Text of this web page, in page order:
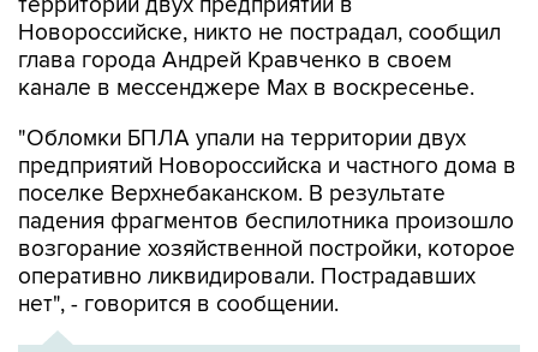
территории двух предприятий в
Новороссийске, никто не пострадал, сообщил
глава города Андрей Кравченко в своем
канале в мессенджере Max в воскресенье.
"Обломки БПЛА упали на территории двух
предприятий Новороссийска и частного дома в
поселке Верхнебаканском. В результате
падения фрагментов беспилотника произошло
возгорание хозяйственной постройки, которое
оперативно ликвидировали. Пострадавших
нет", - говорится в сообщении.